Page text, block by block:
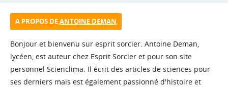
A PROPOS DEANTOINE DEMAN
Bonjour et bienvenu sur esprit sorcier. Antoine Deman,
lycéen, est auteur chez Esprit Sorcier et pour son site
personnel Scienclima. Il écrit des articles de sciences pour
ses derniers mais est également passionné d'histoire et